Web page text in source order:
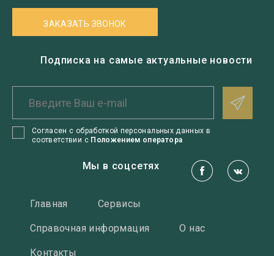
ЗАКАЗАТЬ ЗВОНОК
Подписка на самые актуальные новости
Согласен с обработкой персональных данных в
соответствии с Положением оператора
Мы в соцсетях
Главная Сервисы
Справочная информация О нас
Контакты